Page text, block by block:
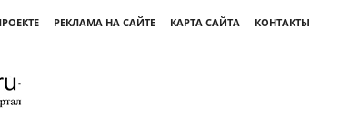
РЕКЛАМА НА САЙТЕ КАРТА САЙТА КОНТАКТЫ